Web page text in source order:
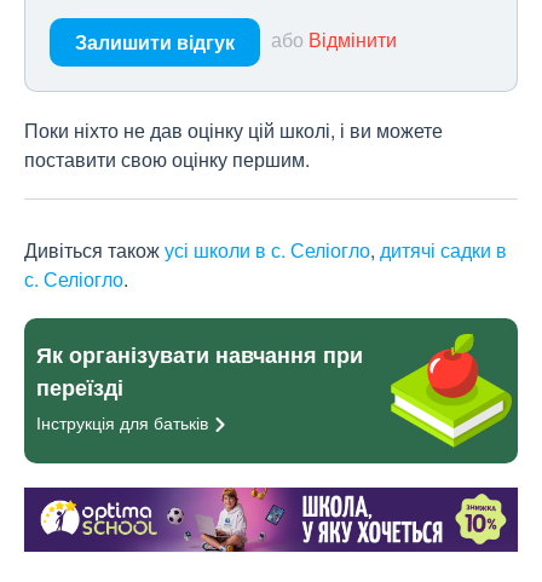
Залишити відгук або Відмінити
Поки ніхто не дав оцінку цій школі, і ви можете
поставити свою оцінку першим.
Дивіться такожусі школи в с. Селіогло, дитячі садки в
с. Селіогло.
Як організувати навчання при
переїзді
Інструкція для батьків